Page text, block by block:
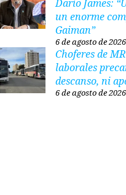
Darío James:
un enorme
Gaiman”
6 de agosto de 2026
Choferes de
laborales
descanso, ni
6 de agosto de 2026